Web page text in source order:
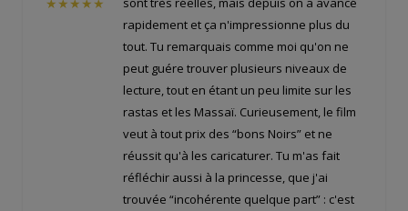
★★★★★
rapidement et ça n'impressionne plus du
tout. Tu remarquais comme moi qu'on ne
peut guére trouver plusieurs niveaux de
lecture, tout en étant un peu limite sur les
rastas et les Massaï. Curieusement, le film
veut à tout prix des “bons Noirs” et ne
réussit qu'à les caricaturer. Tu m'as fait
réfléchir aussi à la princesse, que j'ai
trouvée “incohérente quelque part” : c'est